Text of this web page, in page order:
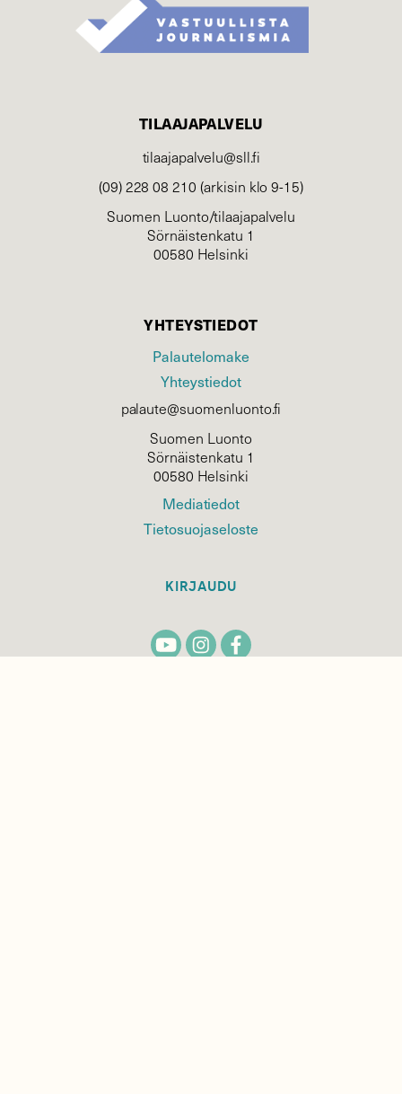
TILAAJAPALVELU
tilaajapalvelu@sll.fi
(09) 228 08 210 (arkisin klo 9-15)
Suomen Luonto/tilaajapalvelu
Sörnäistenkatu 1
00580 Helsinki
YHTEYSTIEDOT
Palautelomake
Yhteystiedot
palaute@suomenluonto.fi
Suomen Luonto
Sörnäistenkatu 1
00580 Helsinki
Mediatiedot
Tietosuojaseloste
KIRJAUDU